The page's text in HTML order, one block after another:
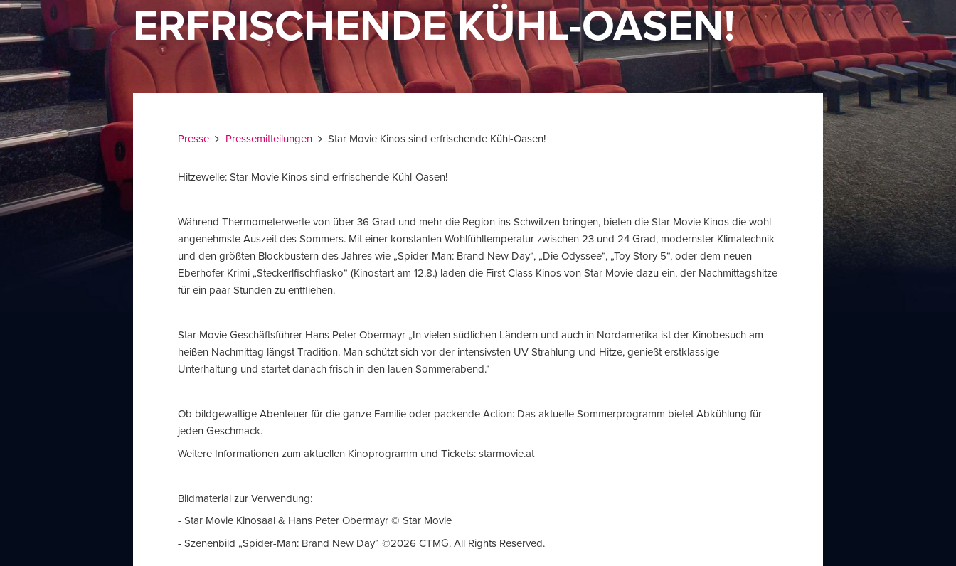
ERFRISCHENDE KÜHL-OASEN!
Presse Pressemitteilungen Star Movie Kinos sind erfrischende Kühl-Oasen!
Hitzewelle: Star Movie Kinos sind erfrischende Kühl-Oasen!
Während Thermometerwerte von über 36 Grad und mehr die Region ins Schwitzen bringen, bieten die Star Movie Kinos die wohl
angenehmste Auszeit des Sommers. Mit einer konstanten Wohlfühltemperatur zwischen 23 und 24 Grad, modernster Klimatechnik
und den größten Blockbustern des Jahres wie „Spider-Man: Brand New Day“, „Die Odyssee“, „Toy Story 5“, oder dem neuen
Eberhofer Krimi „Steckerlfischfiasko“ (Kinostart am 12.8.) laden die First Class Kinos von Star Movie dazu ein, der Nachmittagshitze
für ein paar Stunden zu entfliehen.
Star Movie Geschäftsführer Hans Peter Obermayr „In vielen südlichen Ländern und auch in Nordamerika ist der Kinobesuch am
heißen Nachmittag längst Tradition. Man schützt sich vor der intensivsten UV-Strahlung und Hitze, genießt erstklassige
Unterhaltung und startet danach frisch in den lauen Sommerabend.“
Ob bildgewaltige Abenteuer für die ganze Familie oder packende Action: Das aktuelle Sommerprogramm bietet Abkühlung für
jeden Geschmack.
Weitere Informationen zum aktuellen Kinoprogramm und Tickets: starmovie.at
Bildmaterial zur Verwendung:
- Star Movie Kinosaal & Hans Peter Obermayr © Star Movie
- Szenenbild „Spider-Man: Brand New Day“ ©2026 CTMG. All Rights Reserved.